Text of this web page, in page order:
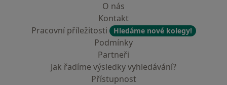
O nás
Kontakt
Pracovní příležitosti
Hledáme nové kolegy!
Podmínky
Partneři
Jak řadíme výsledky vyhledávání?
Přístupnost